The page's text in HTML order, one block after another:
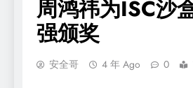
周鸿祎为ISC沙
强颁奖
安全哥 4 年 Ago 0